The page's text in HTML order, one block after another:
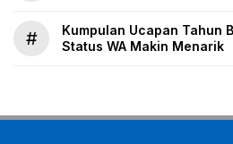
#
Kumpulan Ucapan Tahun
Status WA Makin Menarik